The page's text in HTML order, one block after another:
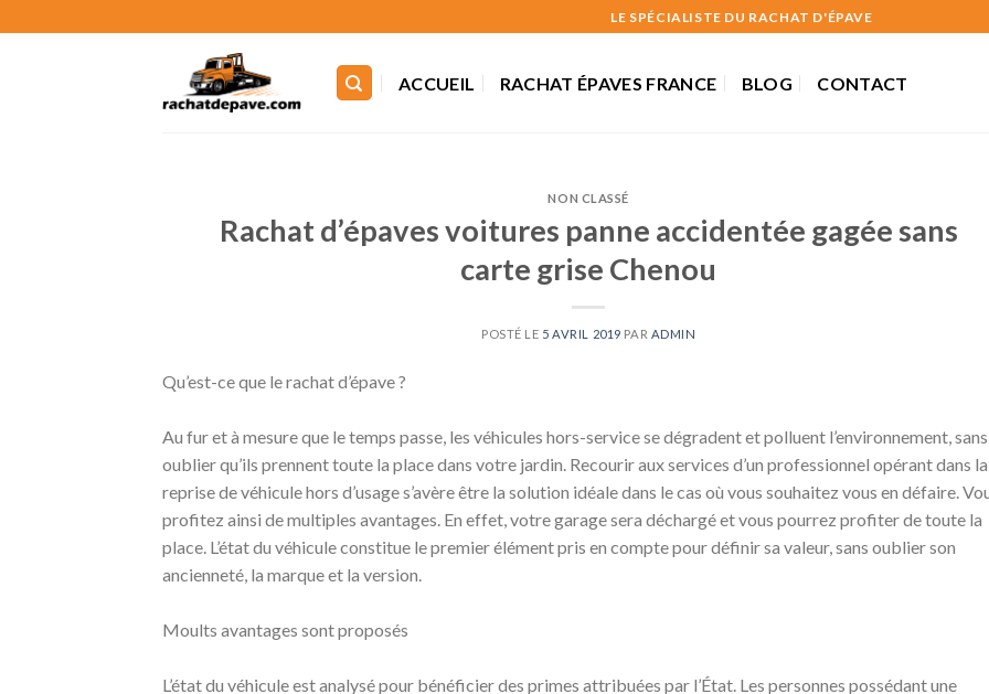
to
LE SPÉCIALISTE DU RACHAT D'ÉPAVE
ACCUEIL RACHAT ÉPAVES FRANCE BLOG CONTACT
NON CLASSÉ
Rachat d’épaves voitures panne accidentée gagée sans
carte grise Chenou
POSTÉ LE 5 AVRIL 2019 PAR ADMIN
Qu’est-ce que le rachat d’épave ?
Au fur et à mesure que le temps passe, les véhicules hors-service se dégradent et polluent l’environnement, sans
oublier qu’ils prennent toute la place dans votre jardin. Recourir aux services d’un professionnel opérant dans la
reprise de véhicule hors d’usage s’avère être la solution idéale dans le cas où vous souhaitez vous en défaire.
profitez ainsi de multiples avantages. En effet, votre garage sera déchargé et vous pourrez profiter de toute la
place. L’état du véhicule constitue le premier élément pris en compte pour définir sa valeur, sans oublier son
ancienneté, la marque et la version.
Moults avantages sont proposés
L’état du véhicule est analysé pour bénéficier des primes attribuées par l’État. Les personnes possédant une